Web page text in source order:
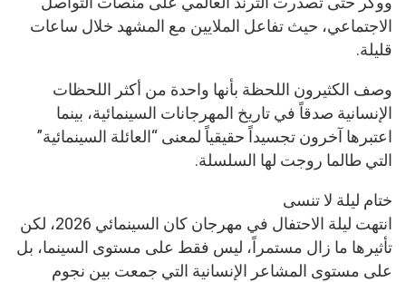
الاجتماعي، حيث تفاعل الملايين مع المشهد خلال ساعات
قليلة.
وصف الكثيرون اللحظة بأنها واحدة من أكثر اللحظات
الإنسانية صدقاً في تاريخ المهرجانات السينمائية، بينما
اعتبرها آخرون تجسيداً حقيقياً لمعنى “العائلة السينمائية”
التي طالما روجت لها السلسلة.
ختام ليلة لا تنسى
انتهت ليلة الاحتفال في مهرجان كان السينمائي 2026، لكن
تأثيرها ما زال مستمراً، ليس فقط على مستوى السينما، بل
على مستوى المشاعر الإنسانية التي جمعت بين نجوم